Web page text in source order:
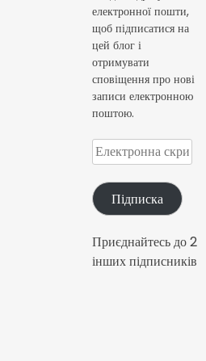
електронної пошти,
щоб підписатися на
цей блог і
отримувати
сповіщення про нові
записи електронною
поштою.
Електронна
скринька
Підписка
Приєднайтесь до 2
інших підписників